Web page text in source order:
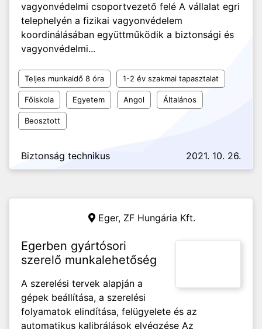
vagyonvédelmi csoportvezető felé A vállalat egri
telephelyén a fizikai vagyonvédelem
koordinálásában együttműködik a biztonsági és
vagyonvédelmi...
Teljes munkaidő 8 óra 1-2 év szakmai tapasztalat
Főiskola Egyetem Angol Általános
Beosztott
Biztonság technikus 2021. 10. 26.
Eger, ZF Hungária Kft.
Egerben gyártósori
szerelő munkalehetőség
A szerelési tervek alapján a
gépek beállítása, a szerelési
folyamatok elindítása, felügyelete és az
automatikus kalibrálások elvégzése Az